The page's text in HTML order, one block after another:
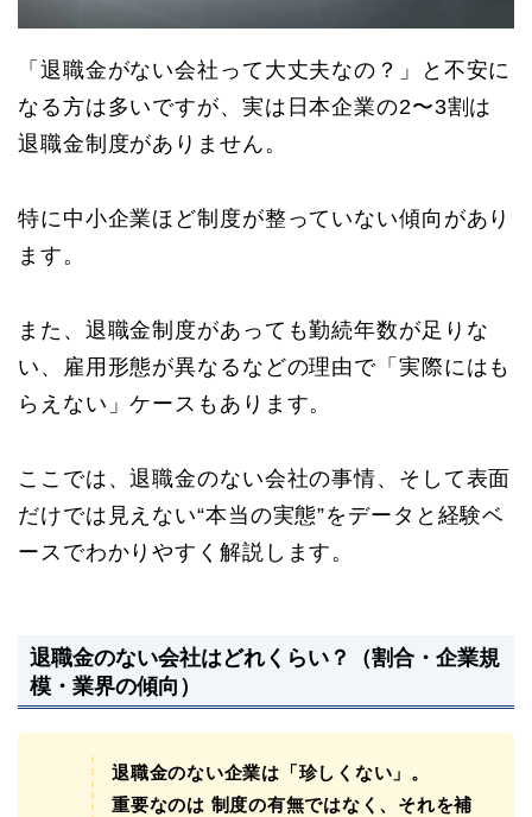
「退職金がない会社って大丈夫なの？」と不安に
なる方は多いですが、実は日本企業の2〜3割は
退職金制度がありません。
特に中小企業ほど制度が整っていない傾向があり
ます。
また、退職金制度があっても勤続年数が足りな
い、雇用形態が異なるなどの理由で「実際にはも
らえない」ケースもあります。
ここでは、退職金のない会社の事情、そして表面
だけでは見えない“本当の実態”をデータと経験ベ
ースでわかりやすく解説します。
退職金のない会社はどれくらい？（割合・企業規
模・業界の傾向）
退職金のない企業は「珍しくない」。
重要なのは 制度の有無ではなく、それを補